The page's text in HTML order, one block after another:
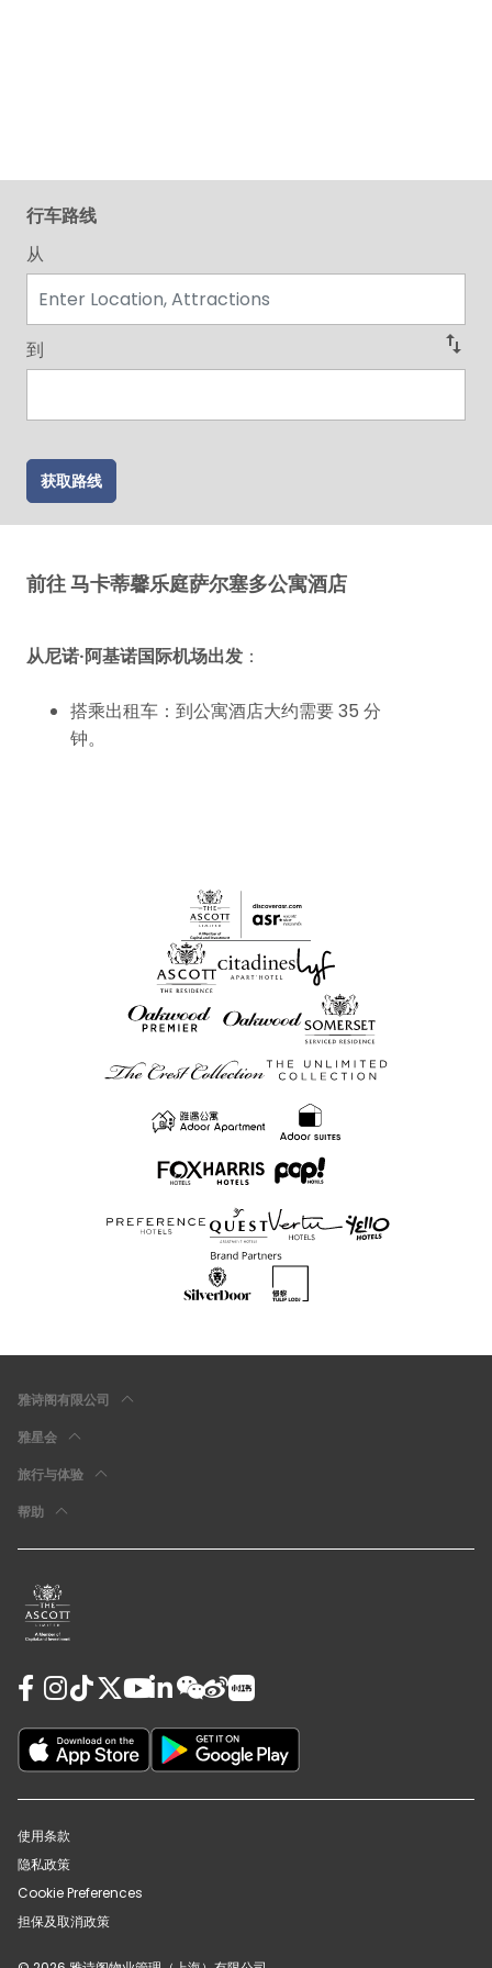
行车路线
从
到 swap_vert
获取路线
前往 马卡蒂馨乐庭萨尔塞多公寓酒店
从尼诺·阿基诺国际机场出发 ：
搭乘出租车：到公寓酒店大约需要 35 分
钟。
雅诗阁有限公司
雅星会
旅行与体验
帮助
使用条款
隐私政策
Cookie Preferences
担保及取消政策